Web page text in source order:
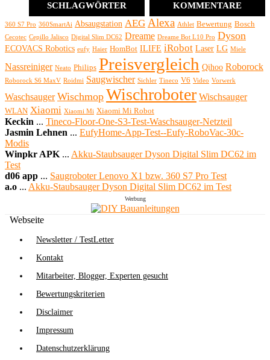
SCHLAGWÖRTER KOMMENTARE
360 S7 Pro 360SmartAi Absaugstation AEG Alexa Athlet Bewertung Bosch
Cecotec Cepillo Jalisco Digital Slim DC62 Dreame Dreame Bot L10 Pro Dyson
ECOVACS Robotics eufy Haier HomBot ILIFE iRobot Laser LG Miele
Nassreiniger Neato Philips Preisvergleich Qihoo Roborock
Roborock S6 MaxV Roidmi Saugwischer Sichler Tineco V6 Video Vorwerk
Waschsauger Wischmop Wischroboter Wischsauger
WLAN Xiaomi Xiaomi Mi Xiaomi Mi Robot
Keckin ... Tineco-Floor-One-S3-Test-Waschsauger-Netzteil
Jasmin Lehnen ... EufyHome-App-Test--Eufy-RoboVac-30c-
Modis
Winpkr APK ... Akku-Staubsauger Dyson Digital Slim DC62 im
Test
d06 app ... Saugroboter Lenovo X1 bzw. 360 S7 Pro Test
a.o ... Akku-Staubsauger Dyson Digital Slim DC62 im Test
Werbung
Webseite
Newsletter / TestLetter
Kontakt
Mitarbeiter, Blogger, Experten gesucht
Bewertungskriterien
Disclaimer
Impressum
Datenschutzerklärung